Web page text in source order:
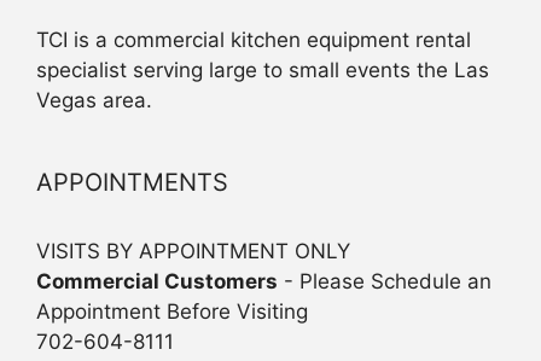
TCI is a commercial kitchen equipment rental
specialist serving large to small events the Las
Vegas area.
APPOINTMENTS
VISITS BY APPOINTMENT ONLY
Commercial Customers - Please Schedule an
Appointment Before Visiting
702-604-8111